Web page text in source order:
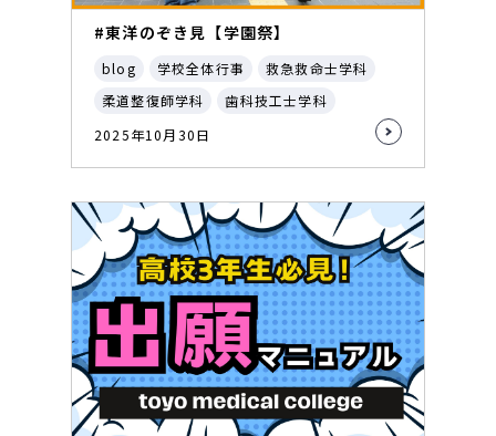
#東洋のぞき見【学園祭】
blog 学校全体行事
救急救命士学科
柔道整復師学科
歯科技工士学科
2025年10月30日